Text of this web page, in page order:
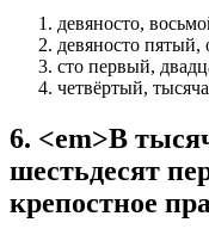
девяносто,
девяносто пятый,
сто первый,
четвёртый,
6. <em>В
шестьдесят
крепостное